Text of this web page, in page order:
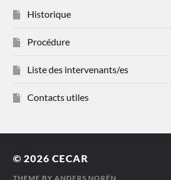
Historique
Procédure
Liste des intervenants/es
Contacts utiles
© 2026CECAR
THEME BYANDERS NORÉN